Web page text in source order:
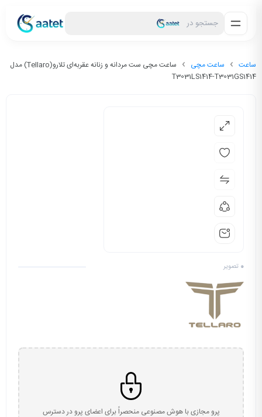
جستجو در
ساعت ساعت مچی
ساعت مچی ست مردانه و زنانه عقربه‌ای تلارو(Tellaro) مدل
T3031LS1414-T3031GS1414
0 تصویر
پرو مجازی با هوش مصنوعی منحصراً برای اعضای پرو در دسترس